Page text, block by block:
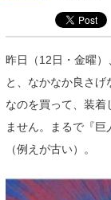
昨日（12日・金曜
と、なかなか良さ
なのを買って、装着
ません。まるで『
（例えが古い）。